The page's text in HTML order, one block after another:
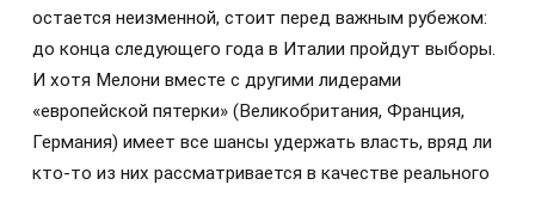
остается неизменной, стоит перед важным рубежом:
до конца следующего года в Италии пройдут выборы.
И хотя Мелони вместе с другими лидерами
«европейской пятерки» (Великобритания, Франция,
Германия) имеет все шансы удержать власть, вряд ли
кто-то из них рассматривается в качестве реального